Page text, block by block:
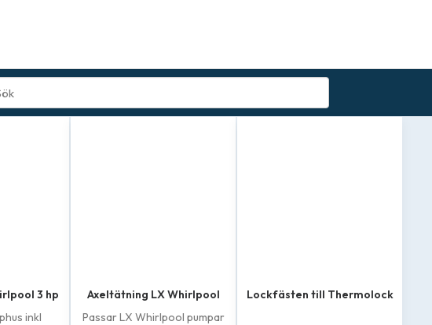
3 hp
inkl
Axeltätning LX Whirlpool
Passar LX Whirlpool pumpar
Lockfästen till Thermolock